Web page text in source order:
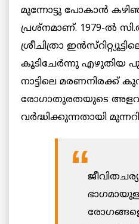
മുന്നോട്ടു പോകാന്‍
പ്രശ്നമാണ്. 1979-ല്‍
ശ്രീചിത്രാ
കൂടിചേര്‍ന്നു എഴുതിയ
നാട്ടിലെ മരണനിരക്ക്
രോഗാതുരതയുടെ അളവ്
വര്‍ദ്ധിക്കുന്നതായി